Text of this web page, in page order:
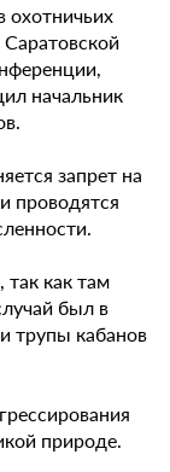
охотничьих
начальник
запрет на
проводятся
как там
был в
трупы кабанов
природе.